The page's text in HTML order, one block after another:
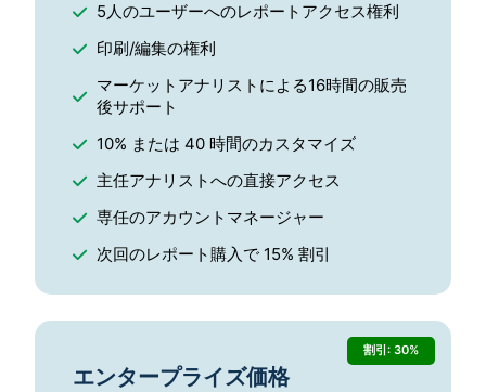
5人のユーザーへのレポートアクセス権利
印刷/編集の権利
マーケットアナリストによる16時間の販売
後サポート
10% または 40 時間のカスタマイズ
主任アナリストへの直接アクセス
専任のアカウントマネージャー
次回のレポート購入で 15% 割引
割引: 30%
エンタープライズ価格